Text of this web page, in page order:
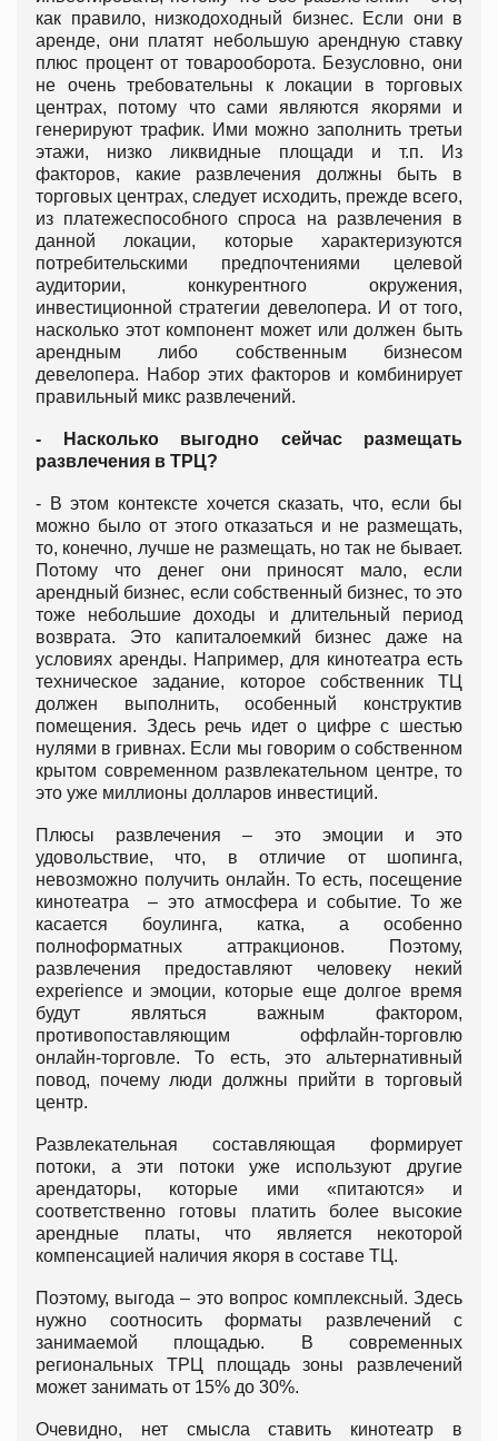
как правило, низкодоходный бизнес. Если они в
аренде, они платят небольшую арендную ставку
плюс процент от товарооборота. Безусловно, они
не очень требовательны к локации в торговых
центрах, потому что сами являются якорями и
генерируют трафик. Ими можно заполнить третьи
этажи, низко ликвидные площади и т.п. Из
факторов, какие развлечения должны быть в
торговых центрах, следует исходить, прежде всего,
из платежеспособного спроса на развлечения в
данной локации, которые характеризуются
потребительскими предпочтениями целевой
аудитории, конкурентного окружения,
инвестиционной стратегии девелопера. И от того,
насколько этот компонент может или должен быть
арендным либо собственным бизнесом
девелопера. Набор этих факторов и комбинирует
правильный микс развлечений.
- Насколько выгодно сейчас размещать
развлечения в ТРЦ?
- В этом контексте хочется сказать, что, если бы
можно было от этого отказаться и не размещать,
то, конечно, лучше не размещать, но так не бывает.
Потому что денег они приносят мало, если
арендный бизнес, если собственный бизнес, то это
тоже небольшие доходы и длительный период
возврата. Это капиталоемкий бизнес даже на
условиях аренды. Например, для кинотеатра есть
техническое задание, которое собственник ТЦ
должен выполнить, особенный конструктив
помещения. Здесь речь идет о цифре с шестью
нулями в гривнах. Если мы говорим о собственном
крытом современном развлекательном центре, то
это уже миллионы долларов инвестиций.
Плюсы развлечения – это эмоции и это
удовольствие, что, в отличие от шопинга,
невозможно получить онлайн. То есть, посещение
кинотеатра – это атмосфера и событие. То же
касается боулинга, катка, а особенно
полноформатных аттракционов. Поэтому,
развлечения предоставляют человеку некий
experience и эмоции, которые еще долгое время
будут являться важным фактором,
противопоставляющим оффлайн-торговлю
онлайн-торговле. То есть, это альтернативный
повод, почему люди должны прийти в торговый
центр.
Развлекательная составляющая формирует
потоки, а эти потоки уже используют другие
арендаторы, которые ими «питаются» и
соответственно готовы платить более высокие
арендные платы, что является некоторой
компенсацией наличия якоря в составе ТЦ.
Поэтому, выгода – это вопрос комплексный. Здесь
нужно соотносить форматы развлечений с
занимаемой площадью. В современных
региональных ТРЦ площадь зоны развлечений
может занимать от 15% до 30%.
Очевидно, нет смысла ставить кинотеатр в